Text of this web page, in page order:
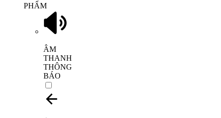
PHẨM
ÂM
THANH
THÔNG
BÁO